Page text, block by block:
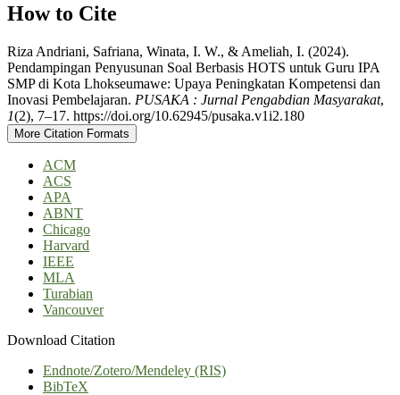
How to Cite
Riza Andriani, Safriana, Winata, I. W., & Ameliah, I. (2024).
Pendampingan Penyusunan Soal Berbasis HOTS untuk Guru IPA
SMP di Kota Lhokseumawe: Upaya Peningkatan Kompetensi dan
Inovasi Pembelajaran. PUSAKA : Jurnal Pengabdian Masyarakat,
1(2), 7–17. https://doi.org/10.62945/pusaka.v1i2.180
More Citation Formats
ACM
ACS
APA
ABNT
Chicago
Harvard
IEEE
MLA
Turabian
Vancouver
Download Citation
Endnote/Zotero/Mendeley (RIS)
BibTeX